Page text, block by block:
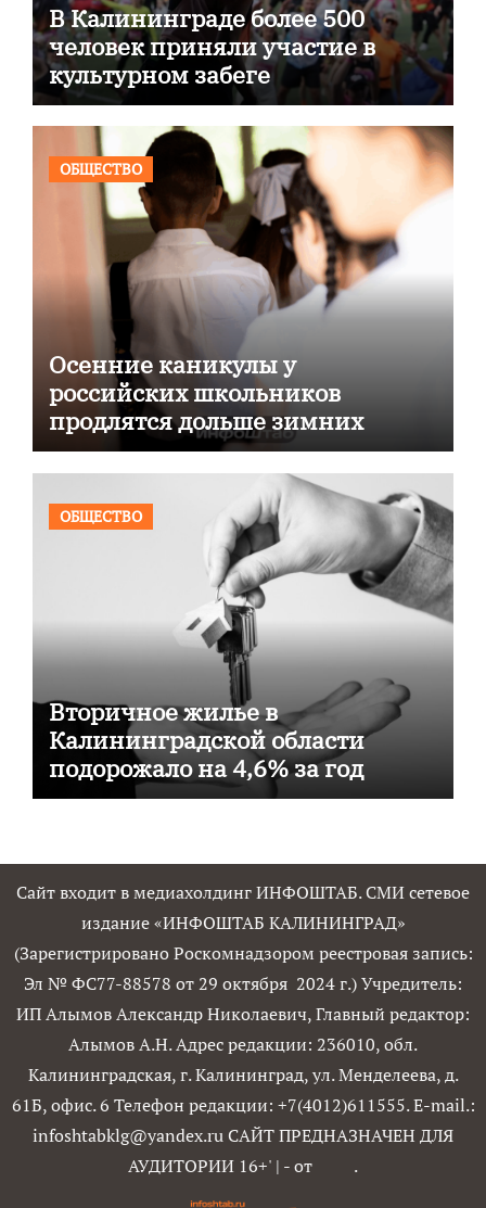
В Калининграде более 500
человек приняли участие в
культурном забеге
ОБЩЕСТВО
Осенние каникулы у
российских школьников
продлятся дольше зимних
ОБЩЕСТВО
Вторичное жилье в
Калининградской области
подорожало на 4,6% за год
Сайт входит в медиахолдинг ИНФОШТАБ. СМИ сетевое
издание «ИНФОШТАБ КАЛИНИНГРАД»
(Зарегистрировано Роскомнадзором реестровая запись:
Эл № ФС77-88578 от 29 октября 2024 г.) Учредитель:
ИП Алымов Александр Николаевич, Главный редактор:
Алымов А.Н. Адрес редакции: 236010, обл.
Калининградская, г. Калининград, ул. Менделеева, д.
61Б, офис. 6 Телефон редакции: +7(4012)611555. E-mail.:
infoshtabklg@yandex.ru САЙТ ПРЕДНАЗНАЧЕН ДЛЯ
АУДИТОРИИ 16+' | - от .